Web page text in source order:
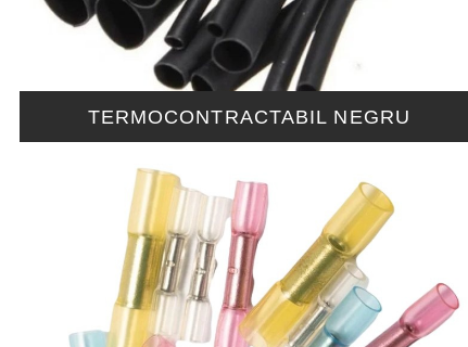
TERMOCONTRACTABIL NEGRU